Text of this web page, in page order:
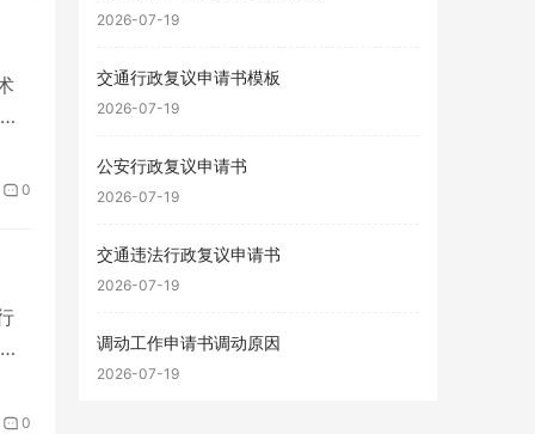
0
0
2026-07-19
交通行政复议申请书模板
2026-07-19
公安行政复议申请书
2026-07-19
交通违法行政复议申请书
2026-07-19
调动工作申请书调动原因
2026-07-19